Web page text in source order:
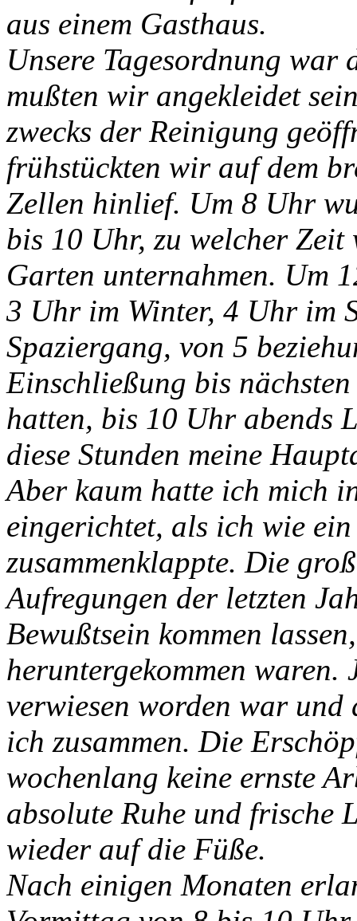
aus einem Gasthaus.
Unsere Tagesordnung
mußten wir angekleidet
zwecks der Reinigung
frühstückten wir auf dem
Zellen hinlief. Um 8 Uhr
bis 10 Uhr, zu welcher
Garten unternahmen. Um
3 Uhr im Winter, 4 Uhr im
Spaziergang, von 5
Einschließung bis
hatten, bis 10 Uhr abends
diese Stunden meine
Aber kaum hatte ich mich
eingerichtet, als ich wie ein
zusammenklappte. Die
Aufregungen der letzten
Bewußtsein kommen
heruntergekommen waren.
verwiesen worden war
ich zusammen. Die
wochenlang keine ernste
absolute Ruhe und frische
wieder auf die Füße.
Nach einigen Monaten